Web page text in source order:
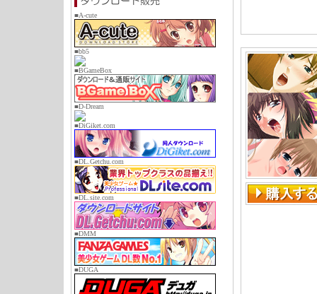
■A-cute
■bb5
■BGameBox
■D-Dream
■DiGiket.com
■DL.Getchu.com
■DL.site.com
■DMM
■DUGA